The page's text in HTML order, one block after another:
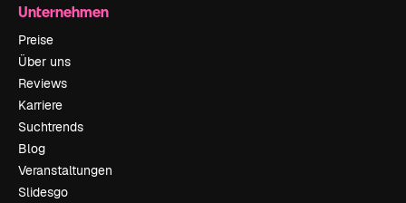
Unternehmen
Preise
Über uns
Reviews
Karriere
Suchtrends
Blog
Veranstaltungen
Slidesgo